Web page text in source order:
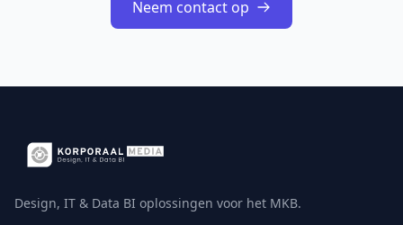
Neem contact op
Design, IT & Data BI oplossingen voor het MKB.